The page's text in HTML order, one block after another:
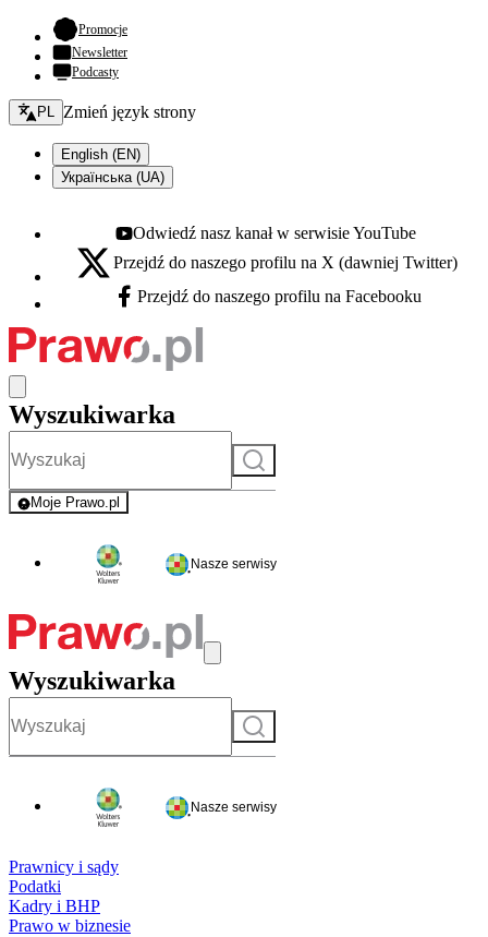
Promocje- otwiera się w nowej karcie
Newsletter
Podcasty
Zmień język - bieżący:
PL Zmień język strony
English (EN)
Українська (UA)
Youtube - otwiera się w nowej karcie
Odwiedź nasz kanał w serwisie YouTube
X - otwiera się w nowej karcie
Przejdź do naszego profilu na X (dawniej Twitter)
Facebook - otwiera się w nowej karcie
Przejdź do naszego profilu na Facebooku
Wyszukiwarka
Szukaj
Moje Prawo.pl
- rejestracja i logowanie do serwisu
Nasze serwisy
Wyszukiwarka
Szukaj
Nasze serwisy
Prawnicy i sądy
Podatki
Kadry i BHP
Prawo w biznesie